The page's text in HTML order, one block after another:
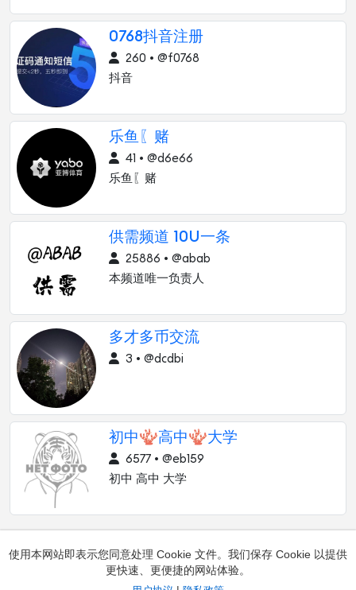
0768抖音注册
260 • @f0768
抖音
乐鱼〖赌
41 • @d6e66
乐鱼〖赌
供需频道 10U一条
25886 • @abab
本频道唯一负责人
多才多币交流
3 • @dcdbi
初中🪸高中🪸大学
6577 • @eb159
初中 高中 大学
使用本网站即表示您同意处理 Cookie 文件。我们保存 Cookie 以提供
更快速、更便捷的网站体验。